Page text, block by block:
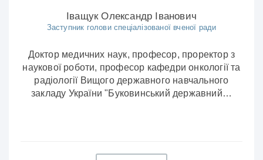
Іващук Олександр Іванович
Заступник голови спеціалізованої вченої ради
Доктор медичних наук, професор, проректор з
наукової роботи, професор кафедри онкології та
радіології Вищого державного навчального
закладу України "Буковинський державний…